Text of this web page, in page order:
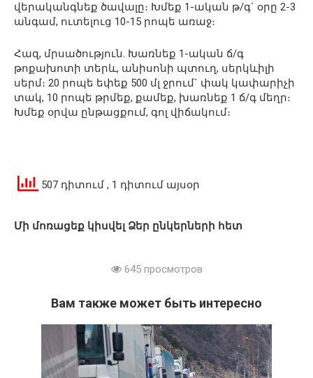
վերականգնեք ծավալը։ Խմեք 1-ական թ/գ` օրը 2-3
անգամ, ուտելուց 10-15 րոպե առաջ։
Հազ, մրսածություն. Խառնեք 1-ական ճ/գ
թոքախոտի տերև, անիսոնի պտուղ, սերկևիլի
սերմ։ 20 րոպե եփեք 500 մլ ջրում` փակ կափարիչի
տակ, 10 րոպե թրմեք, քամեք, խառնեք 1 ճ/գ մեղր։
Խմեք օրվա ընթացքում, գոլ վիճակում։
507 դիտում , 1 դիտում այսօր
Մի մոռացեք կիսվել Ձեր ընկերների հետ
645 просмотров
Вам также может быть интересно